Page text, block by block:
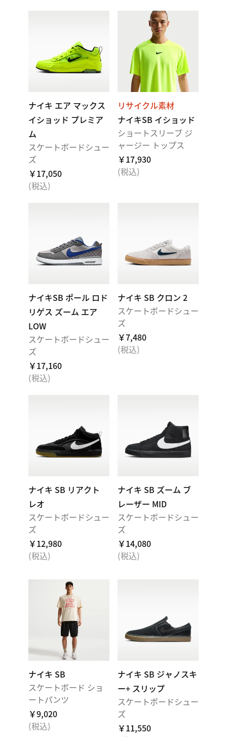
ナイキ エア マックス
イショッド プレミア
ム
スケートボードシュー
ズ
￥17,050
(税込)
リサイクル素材
ナイキSB イショッド
ショートスリーブ ジ
ャージー トップス
￥17,930
(税込)
ナイキSB ポール ロド
リゲス ズーム エア
LOW
スケートボードシュー
ズ
￥17,160
(税込)
ナイキ SB クロン 2
スケートボードシュー
ズ
￥7,480
(税込)
ナイキ SB リアクト
レオ
スケートボードシュー
ズ
￥12,980
(税込)
ナイキ SB ズーム ブ
レーザー MID
スケートボードシュー
ズ
￥14,080
(税込)
ナイキ SB
スケートボード ショ
ートパンツ
￥9,020
(税込)
ナイキ SB ジャノスキ
ー+ スリップ
スケートボードシュー
ズ
￥11,550